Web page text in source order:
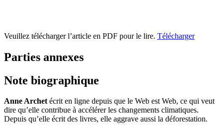
Veuillez télécharger l’article en PDF pour le lire. Télécharger
Parties annexes
Note biographique
Anne Archetécrit en ligne depuis que le Web est Web, ce qui veut
dire qu’elle contribue à accélérer les changements climatiques.
Depuis qu’elle écrit des livres, elle aggrave aussi la déforestation.